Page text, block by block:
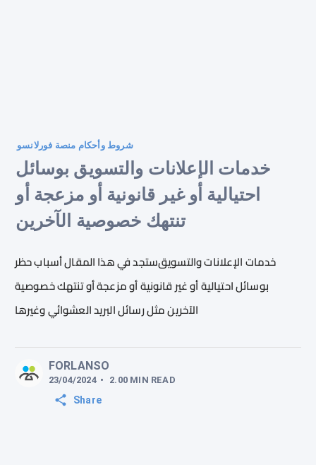
شروط وأحكام منصة فورلانسو
خدمات الإعلانات والتسويق بوسائل
احتيالية أو غير قانونية أو مزعجة أو
تنتهك خصوصية الآخرين
ستجد في هذا المقال أسباب حظرخدمات الإعلانات والتسويق
بوسائل احتيالية أو غير قانونية أو مزعجة أو تنتهك خصوصية
الآخرين مثل رسائل البريد العشوائي وغيرها
FORLANSO
23/04/2024 • 2.00 MIN READ
Share